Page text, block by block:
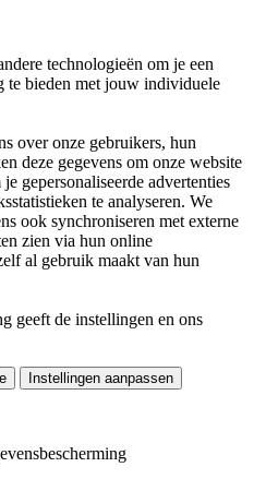
technologieën om je een
te bieden met jouw individuele
over onze gebruikers, hun
deze gegevens om onze website
gepersonaliseerde advertenties
te analyseren. We
ook synchroniseren met externe
zien via hun online
al gebruik maakt van hun
geeft de instellingen en ons
Instellingen aanpassen